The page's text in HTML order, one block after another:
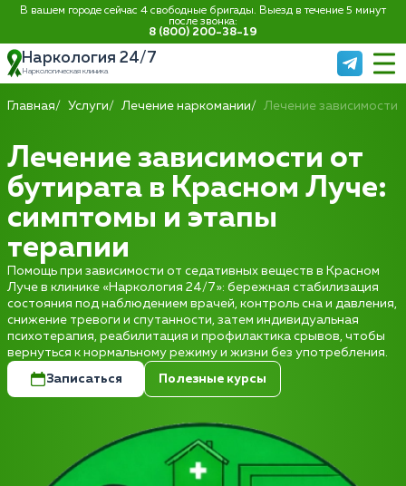
В вашем городе сейчас 4 свободные бригады. Выезд в течение 5 минут
после звонка:
8 (800) 200-38-19
Наркология 24/7
Наркологическая клиника
Главная Услуги Лечение наркомании Лечение зависимости
Лечение зависимости от
бутирата в Красном Луче:
симптомы и этапы
терапии
Помощь при зависимости от седативных веществ в Красном
Луче в клинике «Наркология 24/7»: бережная стабилизация
состояния под наблюдением врачей, контроль сна и давления,
снижение тревоги и спутанности, затем индивидуальная
психотерапия, реабилитация и профилактика срывов, чтобы
вернуться к нормальному режиму и жизни без употребления.
Записаться Полезные курсы